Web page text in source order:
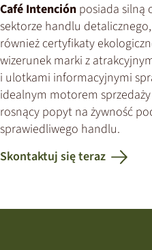
Café Intención posiada silną
sektorze handlu
również certyfikaty
wizerunek marki z
i ulotkami informacyjnymi
idealnym motorem
rosnący popyt na żywność
sprawiedliwego handlu.
Skontaktuj się teraz